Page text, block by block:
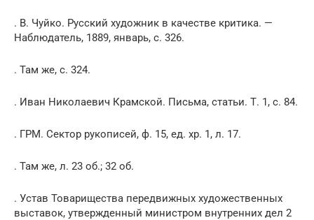
. В. Чуйко. Русский художник в качестве критика. —
Наблюдатель, 1889, январь, с. 326.
. Там же, с. 324.
. Иван Николаевич Крамской. Письма, статьи. Т. 1, с. 84.
. ГРМ. Сектор рукописей, ф. 15, ед. хр. 1, л. 17.
. Там же, л. 23 об.; 32 об.
. Устав Товарищества передвижных художественных
выставок, утвержденный министром внутренних дел 2